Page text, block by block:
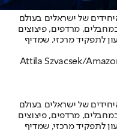
של ישראלים בעולם
מרדפים, פיצוצים
לתפקיד מרכזי, שמדיף
של ישראלים בעולם
מרדפים, פיצוצים
לתפקיד מרכזי, שמדיף